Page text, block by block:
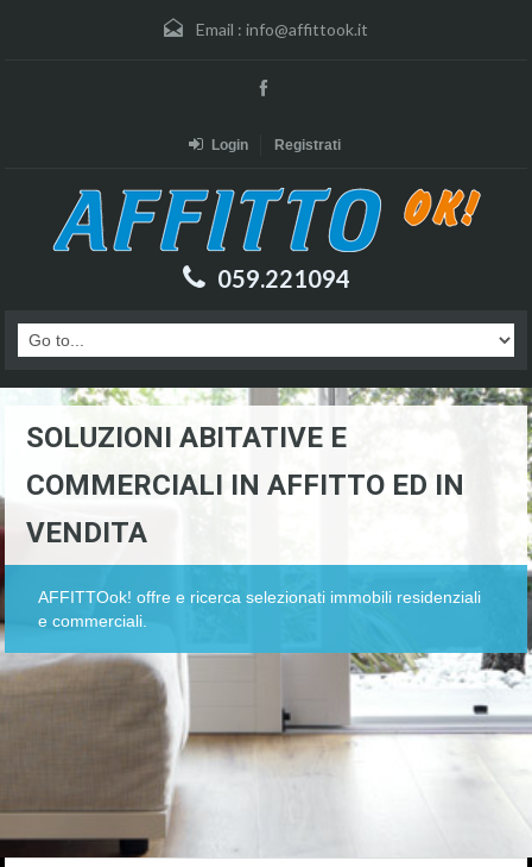
Email : info@affittook.it
Login Registrati
059.221094
SOLUZIONI ABITATIVE E
COMMERCIALI IN AFFITTO ED IN
VENDITA
AFFITTOok! offre e ricerca selezionati immobili residenziali
e commerciali.